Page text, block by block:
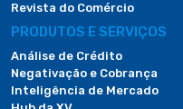
Revista do Comércio
PRODUTOS E SERVIÇOS
Análise de Crédito
Negativação e Cobrança
Inteligência de Mercado